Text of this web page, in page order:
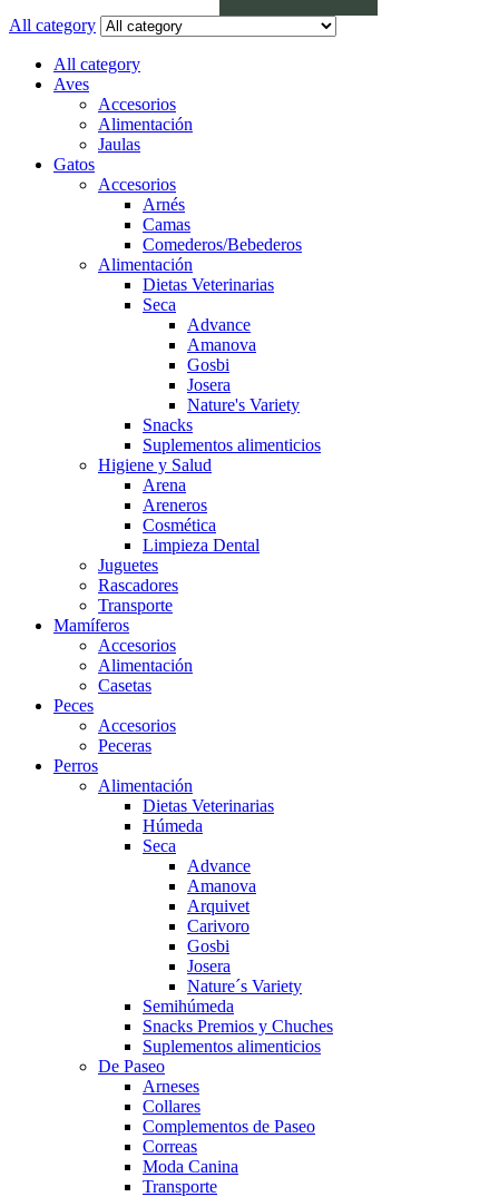
All category
All category
Aves
Accesorios
Alimentación
Jaulas
Gatos
Accesorios
Arnés
Camas
Comederos/Bebederos
Alimentación
Dietas Veterinarias
Seca
Advance
Amanova
Gosbi
Josera
Nature's Variety
Snacks
Suplementos alimenticios
Higiene y Salud
Arena
Areneros
Cosmética
Limpieza Dental
Juguetes
Rascadores
Transporte
Mamíferos
Accesorios
Alimentación
Casetas
Peces
Accesorios
Peceras
Perros
Alimentación
Dietas Veterinarias
Húmeda
Seca
Advance
Amanova
Arquivet
Carivoro
Gosbi
Josera
Nature´s Variety
Semihúmeda
Snacks Premios y Chuches
Suplementos alimenticios
De Paseo
Arneses
Collares
Complementos de Paseo
Correas
Moda Canina
Transporte